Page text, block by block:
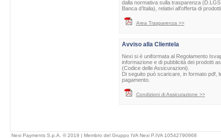
dalla normativa sulla trasparenza
Banca d’Italia), relativi all'offerta di
Area Trasparenza >>
Avviso alla Clientela
Nexi si è uniformata al Regolamento
informazione e di pubblicità dei prodotti
(Codice delle Assicurazioni).
Di seguito può scaricare, in formato pdf,
pagamento.
Condizioni di Assicurazione >>
Nexi Payments S.p.A. © 2019 | Membro del Gruppo IVA Nexi P.IVA 10542790968